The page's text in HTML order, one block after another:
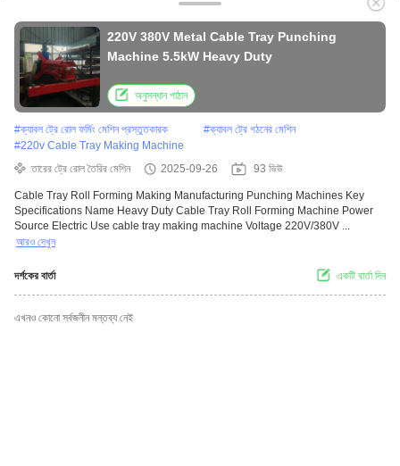
220V 380V Metal Cable Tray Punching
Machine 5.5kW Heavy Duty
অনুসন্ধান পাঠান
#ক্যাবল ট্রে রোল ফর্মিং মেশিন প্রস্তুতকারক #ক্যাবল ট্রে গঠনের মেশিন
#220v Cable Tray Making Machine
তারের ট্রে রোল তৈরির মেশিন
2025-09-26 93 ভিউ
Cable Tray Roll Forming Making Manufacturing Punching Machines Key
Specifications Name Heavy Duty Cable Tray Roll Forming Machine Power
Source Electric Use cable tray making machine Voltage 220V/380V ...
আরও দেখুন
দর্শকের বার্তা একটি বার্তা দিন
এখনও কোনো সর্বজনীন মন্তব্য নেই